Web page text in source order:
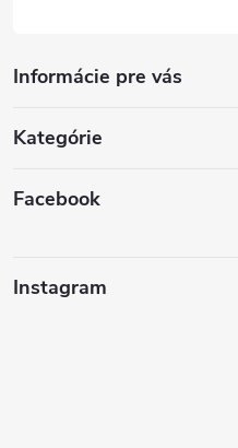
Informácie pre vás
Kategórie
Facebook
Instagram